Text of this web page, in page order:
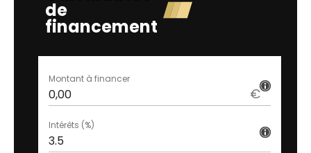
de
financement
€
Montant à financer
Intérêts (%)